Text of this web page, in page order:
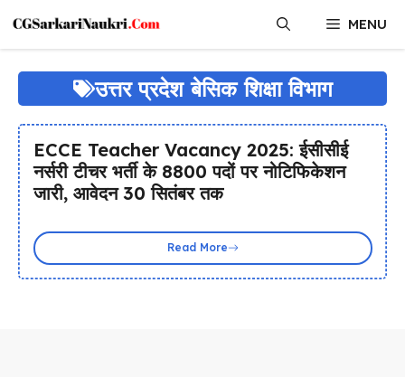
content
MENU
उत्तर प्रदेश बेसिक शिक्षा विभाग
ECCE Teacher Vacancy 2025: ईसीसीई
नर्सरी टीचर भर्ती के 8800 पदों पर नोटिफिकेशन
जारी, आवेदन 30 सितंबर तक
Read More